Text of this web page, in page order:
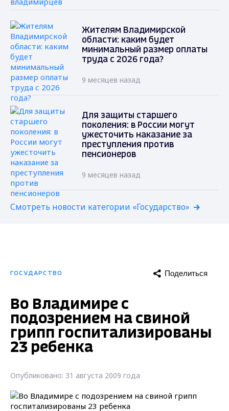
Жителям Владимирской
области: каким будет
минимальный размер оплаты
труда с 2026 года?
9 месяцев назад
Для защиты старшего
поколения: в России могут
ужесточить наказание за
преступления против
пенсионеров
9 месяцев назад
Смотреть новости категории «Государство»
ГОСУДАРСТВО Поделиться
Во Владимире с
подозрением на свиной
грипп госпитализированы
23 ребенка
Опубликовано: 31 августа 2009 года